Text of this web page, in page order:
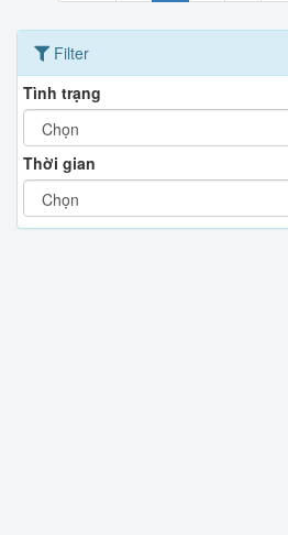
Filter
Tình trạng
Thời gian